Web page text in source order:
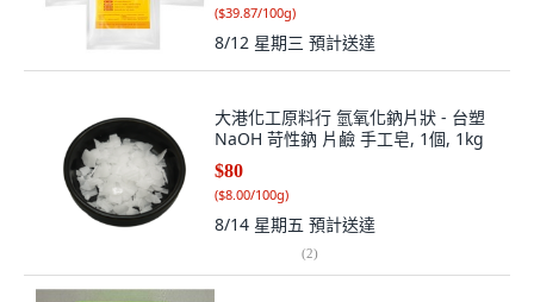
($39.87/100g)
8/12 星期三 預計送達
大港化工原料行 氫氧化鈉片狀 - 台塑
NaOH 苛性鈉 片鹼 手工皂, 1個, 1kg
$80
($8.00/100g)
8/14 星期五 預計送達
(2)